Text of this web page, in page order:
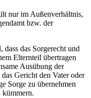
nur im Außenverhältnis,
bzw. der
dass das Sorgerecht und
Elternteil übertragen
Ausübung der
Gericht den Vater oder
Sorge zu übernehmen
kümmern.